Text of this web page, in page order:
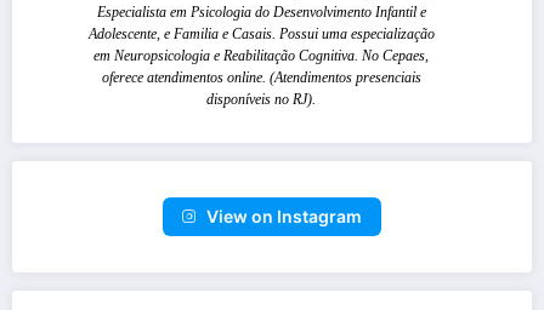
Especialista em Psicologia do Desenvolvimento Infantil e
Adolescente, e Familia e Casais. Possui uma especialização
em Neuropsicologia e Reabilitação Cognitiva. No Cepaes,
oferece atendimentos online. (Atendimentos presenciais
disponíveis no RJ).
View on Instagram